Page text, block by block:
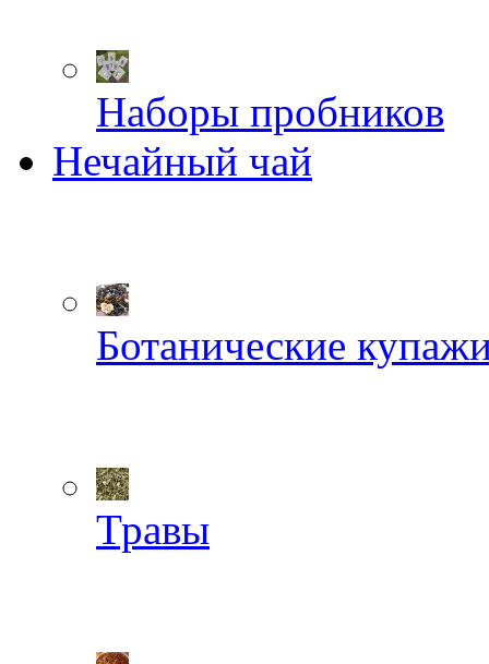
Наборы пробников
Нечайный чай
Ботанические
Травы